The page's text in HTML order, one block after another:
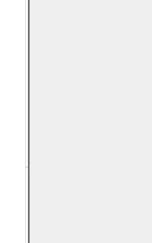
Geaca Lunga
Bej